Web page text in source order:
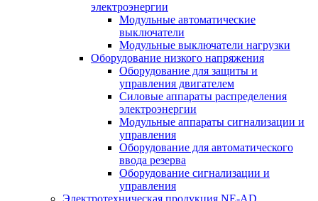
электроэнергии
Модульные автоматические
выключатели
Модульные выключатели нагрузки
Оборудование низкого напряжения
Оборудование для защиты и
управления двигателем
Силовые аппараты распределения
электроэнергии
Модульные аппараты сигнализации и
управления
Оборудование для автоматического
ввода резерва
Оборудование сигнализации и
управления
Электротехническая продукция NE-AD